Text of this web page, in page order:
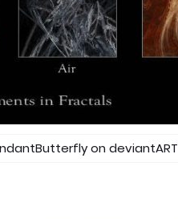
on deviantART